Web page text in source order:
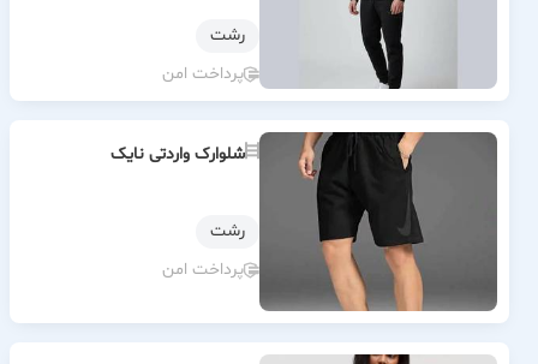
رشت
پرداخت امن
شلوارک واردتی نایک
رشت
پرداخت امن